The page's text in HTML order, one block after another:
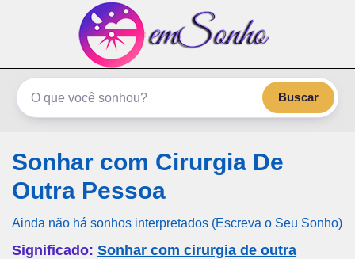
emSonho.com
Os sonhos significam mais
Buscar
Sonhar com Cirurgia De
Outra Pessoa
Ainda não há sonhos interpretados (Escreva o Seu Sonho)
Significado: Sonhar com cirurgia de outra